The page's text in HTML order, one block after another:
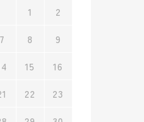
1
2
7 8
9
15
16
22
23